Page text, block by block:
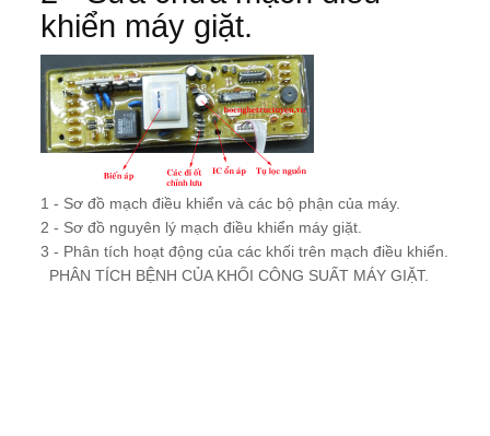
khiển máy giặt.
1 - Sơ đồ mạch điều khiển và các bộ phận của máy.
2 - Sơ đồ nguyên lý mạch điều khiển máy giặt.
3 - Phân tích hoạt động của các khối trên mạch điều khiển.
PHÂN TÍCH BỆNH CỦA KHỐI CÔNG SUẤT MÁY GIẶT.